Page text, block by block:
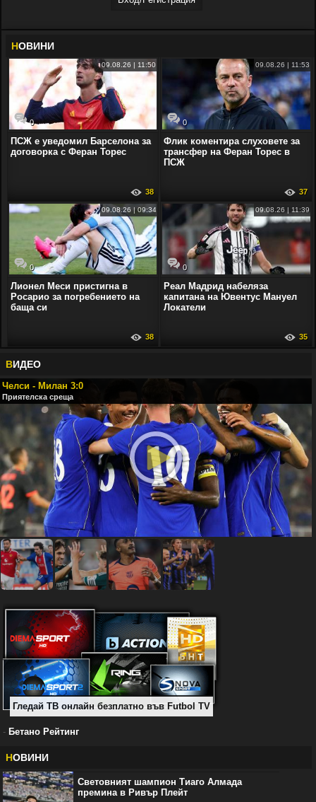
НОВИНИ
0
09.08.26 | 11:50
ПСЖ е уведомил Барселона за
договорка с Феран Торес
38
0
09.08.26 | 11:53
Флик коментира слуховете за
трансфер на Феран Торес в
ПСЖ
37
0
09.08.26 | 09:34
Лионел Меси пристигна в
Росарио за погребението на
баща си
38
0
09.08.26 | 11:39
Реал Мадрид набеляза
капитана на Ювентус Мануел
Локатели
35
ВИДЕО
Челси - Милан 3:0
Приятелска среща
Гледай ТВ онлайн безплатно във Futbol TV
- Бетано Рейтинг
НОВИНИ
Световният шампион Тиаго Алмада
премина в Ривър Плейт